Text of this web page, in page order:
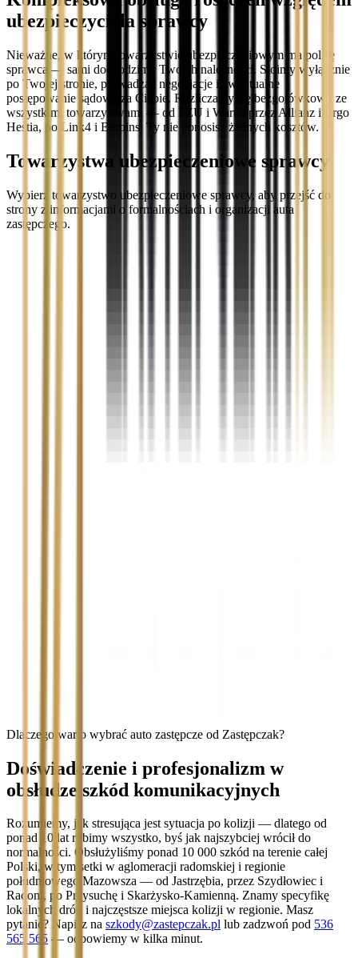
ubezpieczyciela sprawcy
Nieważne, w którym towarzystwie ubezpieczeniowym ma polisę
sprawca — sami dochodzimy Twoich należności. Stoimy wyłącznie
po Twojej stronie, prowadząc negocjacje i ewentualne
postępowanie sądowe za Ciebie. Rozliczamy się bezgotówkowo ze
wszystkimi towarzystwami — od PZU i Warta, przez Allianz i Ergo
Hestia, po Link4 i Euroins. Ty nie ponosisz żadnych kosztów.
Towarzystwa ubezpieczeniowe sprawcy
Wybierz towarzystwo ubezpieczeniowe sprawcy, aby przejść do
strony z informacjami o formalnościach i organizacji auta
zastępczego.
Dlaczego warto wybrać auto zastępcze od Zastępczak?
Doświadczenie i profesjonalizm w
obsłudze szkód komunikacyjnych
Rozumiemy, jak stresująca jest sytuacja po kolizji — dlatego od
ponad 10 lat robimy wszystko, byś jak najszybciej wrócił do
normalności. Obsłużyliśmy ponad 10 000 szkód na terenie całej
Polski, w tym setki w aglomeracji radomskiej i regionie
południowego Mazowsza — od Jastrzębia, przez Szydłowiec i
Radom, po Przysuchę i Skarżysko-Kamienną. Znamy specyfikę
lokalnych dróg i najczęstsze miejsca kolizji w regionie. Masz
pytanie? Napisz na szkody@zastepczak.pl lub zadzwoń pod 536
565 565 — odpowiemy w kilka minut.